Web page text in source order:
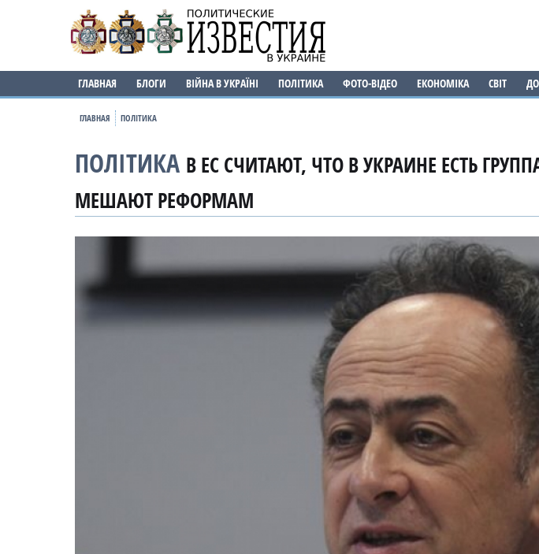
ГЛАВНАЯ БЛОГИ ВІЙНА В УКРАЇНІ ПОЛІТИКА ФОТО-ВІДЕО ЕКОНОМІКА СВІТ
ГЛАВНАЯ ПОЛІТИКА
ПОЛІТИКА В ЕС СЧИТАЮТ, ЧТО В УКРАИНЕ ЕСТЬ
МЕШАЮТ РЕФОРМАМ